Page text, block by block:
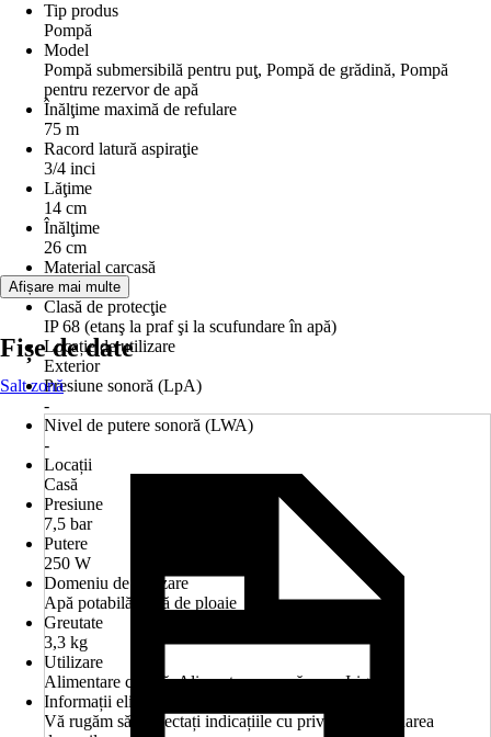
Tip produs
Pompă
Model
Pompă submersibilă pentru puţ, Pompă de grădină, Pompă
pentru rezervor de apă
Înălţime maximă de refulare
75 m
Racord latură aspiraţie
3/4 inci
Lăţime
14 cm
Înălţime
26 cm
Material carcasă
Aluminiu
Clasă de protecţie
IP 68 (etanş la praf şi la scufundare în apă)
Locație de utilizare
Exterior
Presiune sonoră (LpA)
-
Nivel de putere sonoră (LWA)
-
Locații
Casă
Presiune
7,5 bar
Putere
250 W
Domeniu de utilizare
Apă potabilă, Apă de ploaie
Greutate
3,3 kg
Utilizare
Alimentare cu apă, Alimentare cu apă rece, Irigare
Informații eliminare deșeuri
Vă rugăm să respectați indicațiile cu privire la eliminarea
Afișare mai multe
Fișe de date
Salt zonă